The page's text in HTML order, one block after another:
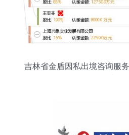
吉林省金盾因私出境咨询服